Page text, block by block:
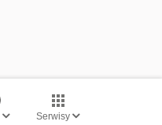
Serwisy